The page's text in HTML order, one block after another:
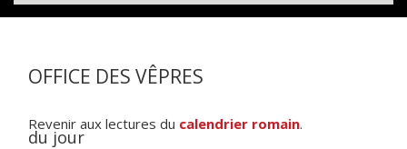
OFFICE DES VÊPRES
Revenir aux lectures du calendrier romain.
du jour